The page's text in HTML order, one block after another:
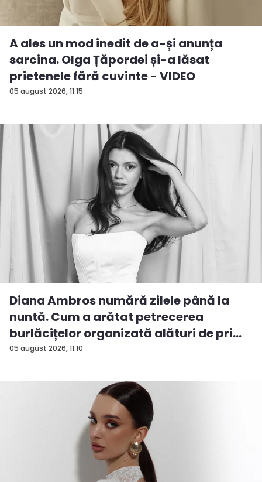
05 august 2026, 11:15
A ales un mod inedit de a-și anunța
sarcina. Olga Țăpordei și-a lăsat
prietenele fără cuvinte - VIDEO
05 august 2026, 11:10
Diana Ambros numără zilele până la
nuntă. Cum a arătat petrecerea
burlăcițelor organizată alături de pri...